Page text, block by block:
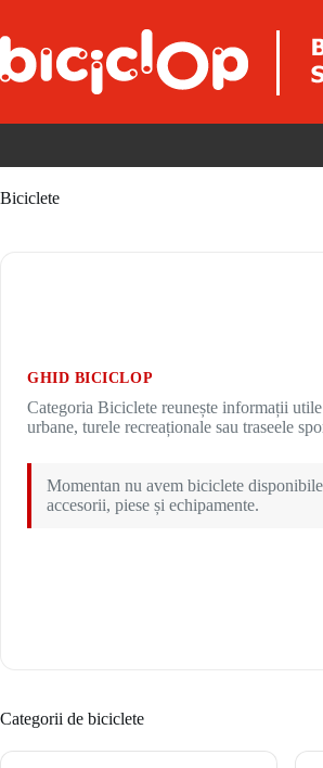
Biciclete
GHID BICICLOP
Categoria Biciclete reunește informații
urbane, turele recreaționale sau traseele
Momentan nu avem biciclete
accesorii, piese și echipamente.
Categorii de biciclete